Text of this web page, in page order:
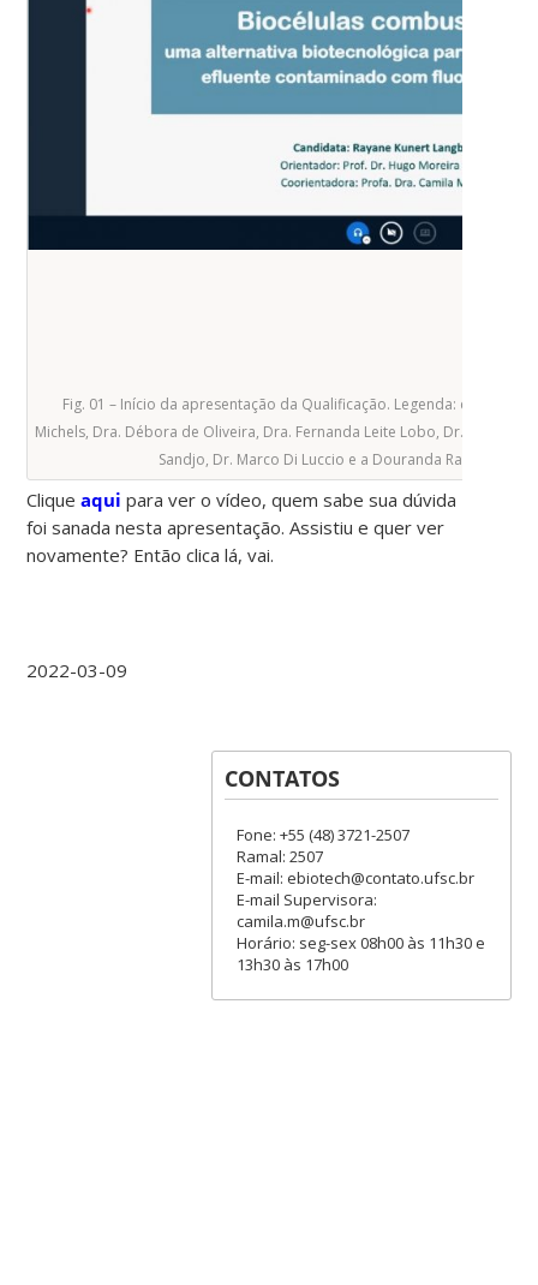
Fig. 01 – Início da apresentação da Qualificação. Legenda: da
Michels, Dra. Débora de Oliveira, Dra. Fernanda Leite Lobo, Dr. Hugo
Sandjo, Dr. Marco Di Luccio e a Douranda Rayane
Cliqueaqui para ver o vídeo, quem sabe sua dúvida
foi sanada nesta apresentação. Assistiu e quer ver
novamente? Então clica lá, vai.
2022-03-09
CONTATOS
Fone: +55 (48) 3721-2507
Ramal: 2507
E-mail: ebiotech@contato.ufsc.br
E-mail Supervisora:
camila.m@ufsc.br
Horário: seg-sex 08h00 às 11h30 e
13h30 às 17h00